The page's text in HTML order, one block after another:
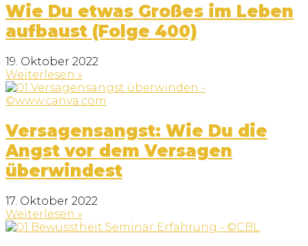
Wie Du etwas Großes im Leben
aufbaust (Folge 400)
19. Oktober 2022
Weiterlesen »
Versagensangst: Wie Du die
Angst vor dem Versagen
überwindest
17. Oktober 2022
Weiterlesen »